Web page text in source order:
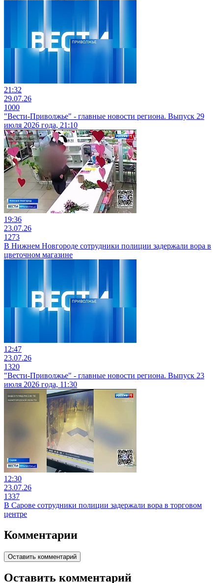
21:32
29.07.26
1000
"Вести-Приволжье" - главные новости региона. Выпуск 29
июля 2026 года, 21:10
19:36
23.07.26
1273
В Нижнем Новгороде сотрудники полиции задержали вора в
цветочном магазине
12:47
23.07.26
1320
"Вести-Приволжье" - главные новости региона. Выпуск 23
июля 2026 года, 11:30
12:30
23.07.26
1337
В Сарове сотрудники полиции задержали вора в торговом
центре
Комментарии
Оставить комментарий
Оставить комментарий